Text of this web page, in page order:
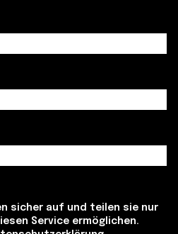
sicher auf und teilen sie nur
Service ermöglichen.